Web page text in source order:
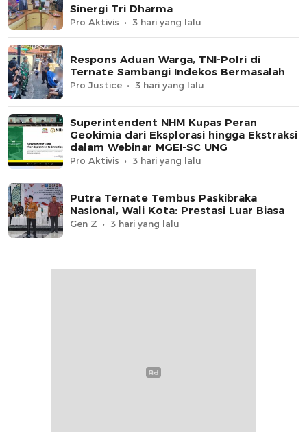
Sinergi Tri Dharma
Pro Aktivis 3 hari yang lalu
Respons Aduan Warga, TNI-Polri di
Ternate Sambangi Indekos Bermasalah
Pro Justice 3 hari yang lalu
Superintendent NHM Kupas Peran
Geokimia dari Eksplorasi hingga Ekstraksi
dalam Webinar MGEI-SC UNG
Pro Aktivis 3 hari yang lalu
Putra Ternate Tembus Paskibraka
Nasional, Wali Kota: Prestasi Luar Biasa
Gen Z 3 hari yang lalu